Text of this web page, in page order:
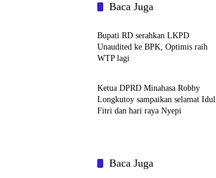
Baca Juga
Minahasa
Bupati RD serahkan LKPD
Unaudited ke BPK, Optimis raih
WTP lagi
Minahasa
Ketua DPRD Minahasa Robby
Longkutoy sampaikan selamat Idul
Fitri dan hari raya Nyepi
Baca Juga